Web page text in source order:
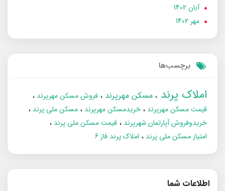
آبان 1402
مهر 1402
برچسب‌ها
املاک پرند مسکن مهرپرند
فروش مسکن مهرپرند
قیمت مسکن مهرپرند
خریدمسکن مهرپرند
مسکن ملی پرند
خریدوفروش آپارتمان شهرپرند
قیمت مسکن ملی پرند
امتیاز مسکن ملی پرند
املاک پرند فاز 6
اطلاعات شما